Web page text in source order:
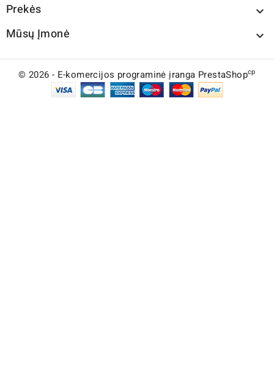
Prekės 
Mūsų Įmonė 
© 2026 - E-komercijos programinė įranga PrestaShopcp